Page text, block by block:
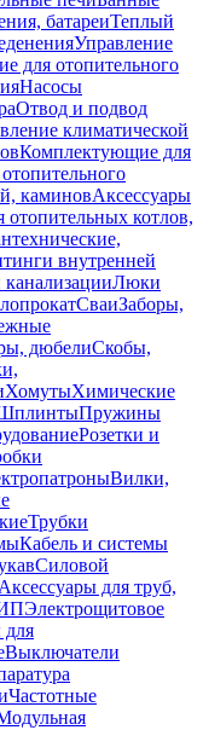
батареиТеплый
Управление
для отопительного
Насосы
Отвод и подвод
климатической
Комплектующие для
каминовАксессуары
котлов,
внутренней
Люки
СваиЗаборы,
дюбелиСкобы,
ХомутыХимические
Пружины
Розетки и
Вилки,
Трубки
Кабель и системы
Силовой
Аксессуары для труб,
Электрощитовое
для
Выключатели
Частотные